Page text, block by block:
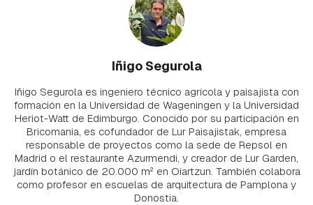
Iñigo Segurola
Iñigo Segurola es ingeniero técnico agrícola y paisajista con
formación en la Universidad de Wageningen y la Universidad
Heriot-Watt de Edimburgo. Conocido por su participación en
Bricomania, es cofundador de Lur Paisajistak, empresa
responsable de proyectos como la sede de Repsol en
Madrid o el restaurante Azurmendi, y creador de Lur Garden,
jardín botánico de 20.000 m² en Oiartzun. También colabora
como profesor en escuelas de arquitectura de Pamplona y
Donostia.